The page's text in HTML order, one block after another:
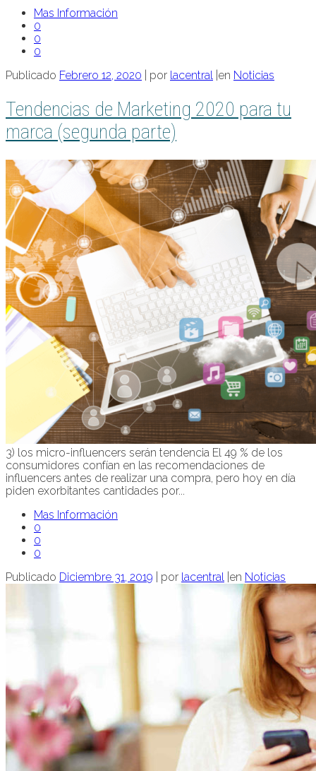
Mas Información
0
0
0
Publicado Febrero 12, 2020 por lacentral en Noticias
Tendencias de Marketing 2020 para tu
marca (segunda parte)
3) los micro-influencers serán tendencia El 49 % de los
consumidores confían en las recomendaciones de
influencers antes de realizar una compra, pero hoy en día
piden exorbitantes cantidades por...
Mas Información
0
0
0
Publicado Diciembre 31, 2019 por lacentral en Noticias